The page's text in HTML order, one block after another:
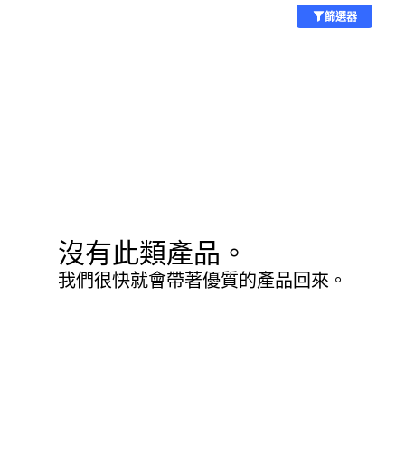
篩選器
沒有此類產品。
我們很快就會帶著優質的產品回來。